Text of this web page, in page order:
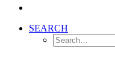
SEARCH